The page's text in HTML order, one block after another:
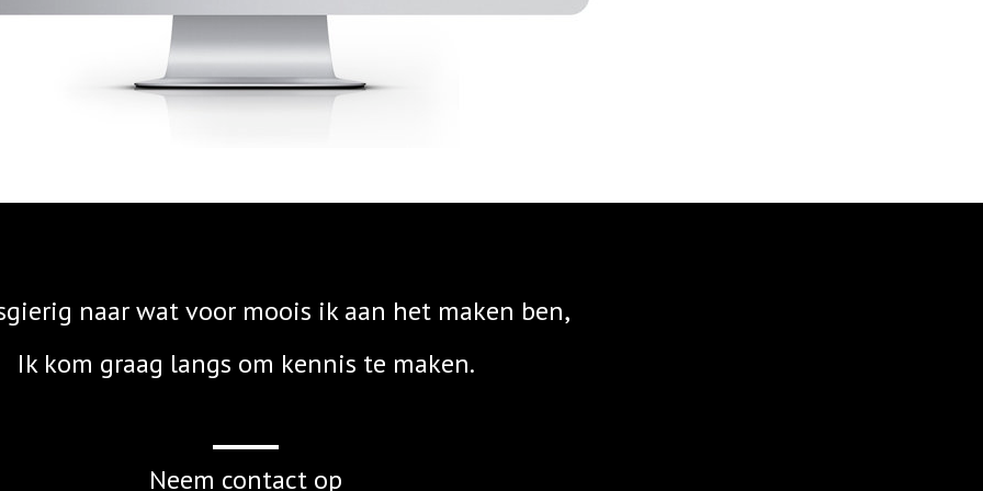
naar wat voor moois ik aan het maken ben,
Ik kom graag langs om kennis te maken.
Neem contact op